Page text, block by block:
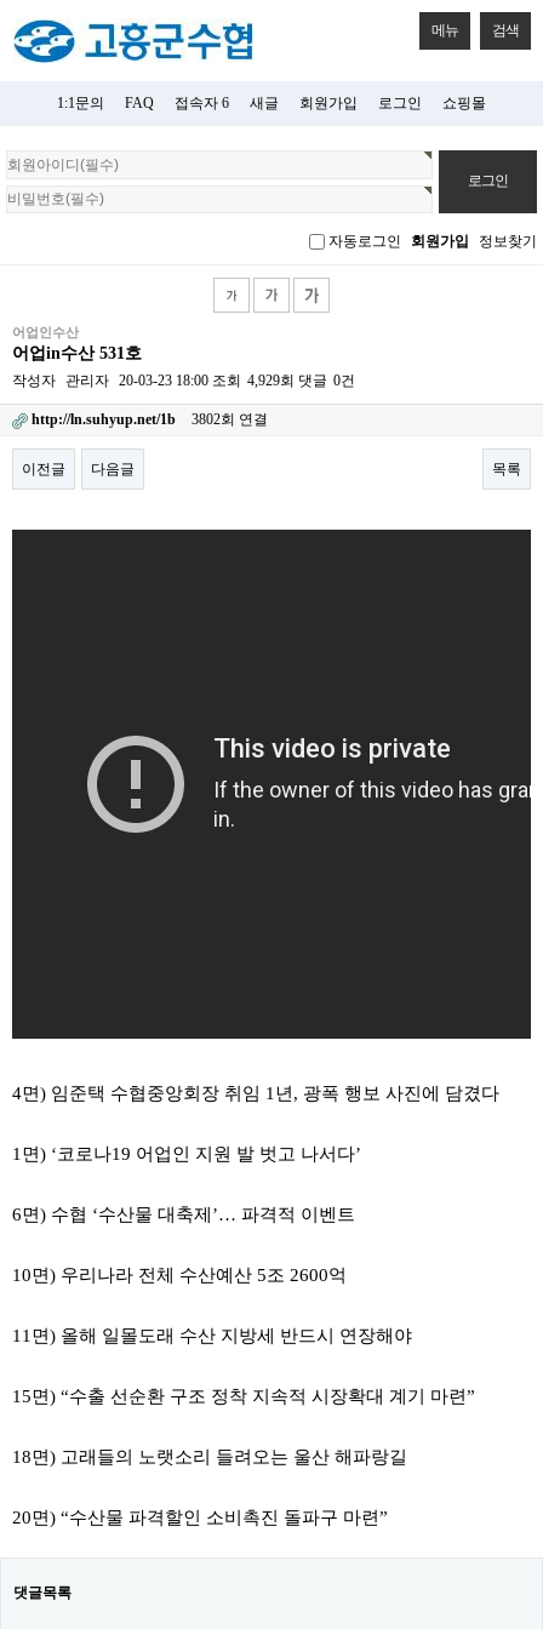
메뉴 검색
1:1문의 FAQ 접속자 6 새글 회원가입 로그인 쇼핑몰
회
원
로
자동로그인 회원가입 정보찾기
어업인수산
어업in수산 531호
작성자 관리자 20-03-23 18:00 조회 4,929회 댓글 0건
http://ln.suhyup.net/1b 3802회 연결
이전글 다음글 목록
본문
4면) 임준택 수협중앙회장 취임 1년, 광폭 행보 사진에 담겼다
1면) ‘코로나19 어업인 지원 발 벗고 나서다’
6면) 수협 ‘수산물 대축제’… 파격적 이벤트
10면) 우리나라 전체 수산예산 5조 2600억
11면) 올해 일몰도래 수산 지방세 반드시 연장해야
15면) “수출 선순환 구조 정착 지속적 시장확대 계기 마련”
18면) 고래들의 노랫소리 들려오는 울산 해파랑길
20면) “수산물 파격할인 소비촉진 돌파구 마련”
댓글목록